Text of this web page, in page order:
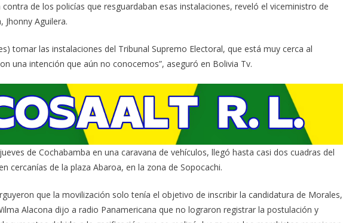
de los policías que resguardaban esas instalaciones, reveló el viceministro de
Jhonny Aguilera.
tomar las instalaciones del Tribunal Supremo Electoral, que está muy cerca al
una intención que aún no conocemos”, aseguró en Bolivia Tv.
de Cochabamba en una caravana de vehículos, llegó hasta casi dos cuadras del
cercanías de la plaza Abaroa, en la zona de Sopocachi.
que la movilización solo tenía el objetivo de inscribir la candidatura de Morales,
Alacona dijo a radio Panamericana que no lograron registrar la postulación y